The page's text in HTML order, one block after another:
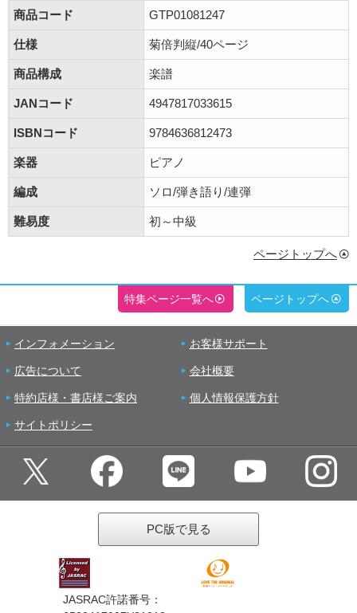
商品コード
GTP01081247
仕様 菊倍判縦/40ページ
商品構成 楽譜
JANコード 4947817033615
ISBNコード 9784636812473
楽器 ピアノ
編成 ソロ/弾き語り/連弾
難易度 初～中級
ページトップへ
特集ページ一覧へ ページトップへ
インフォメーション お客様サポート
広告について 会社概要
特約店様・書店様ご案内 個人情報保護方針
サイトポリシー
PC版で見る
JASRAC許諾番号：